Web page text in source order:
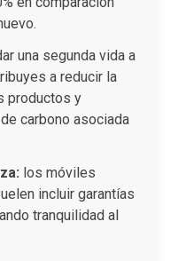
una segunda vida a
a reducir la
productos y
carbono asociada
los móviles
incluir garantías
tranquilidad al